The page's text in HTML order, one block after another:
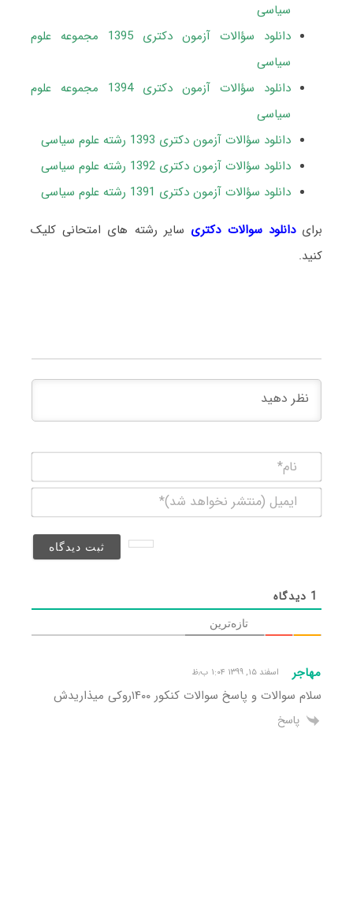
سیاسی
دانلود سؤالات آزمون دکتری 1395 مجموعه علوم
سیاسی
دانلود سؤالات آزمون دکتری 1394 مجموعه علوم
سیاسی
دانلود سؤالات آزمون دکتری 1393 رشته علوم سیاسی
دانلود سؤالات آزمون دکتری 1392 رشته علوم سیاسی
دانلود سؤالات آزمون دکتری 1391 رشته علوم سیاسی
برایدانلود سوالات دکتری سایر رشته های امتحانی کلیک
کنید.
(منتشر
1 دیدگاه
تازه‌ترین
مهاجر اسفند ۱۵, ۱۳۹۹ ۱:۰۴ ب٫ظ
سلام سوالات و پاسخ سوالات کنکور ۱۴۰۰روکی میذاریدش
پاسخ